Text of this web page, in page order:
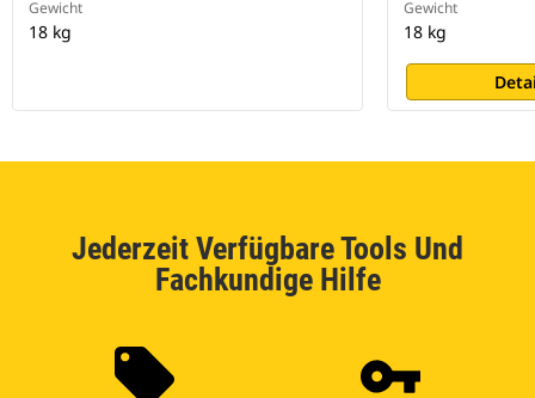
Gewicht
18 kg
Gewicht
18 kg
Jederzeit Verfügbare Tools Und
Fachkundige Hilfe